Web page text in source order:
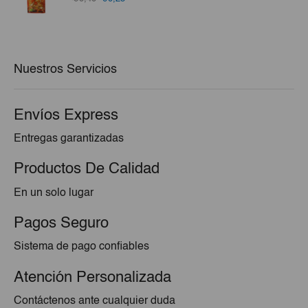
Nuestros Servicios
Envíos Express
Entregas garantizadas
Productos De Calidad
En un solo lugar
Pagos Seguro
Sistema de pago confiables
Atención Personalizada
Contáctenos ante cualquier duda